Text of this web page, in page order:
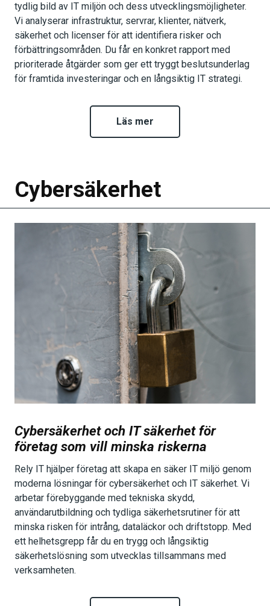
tydlig bild av IT miljön och dess utvecklingsmöjligheter.
Vi analyserar infrastruktur, servrar, klienter, nätverk,
säkerhet och licenser för att identifiera risker och
förbättringsområden. Du får en konkret rapport med
prioriterade åtgärder som ger ett tryggt beslutsunderlag
för framtida investeringar och en långsiktig IT strategi.
Läs mer
Cybersäkerhet
Cybersäkerhet och IT säkerhet för
företag som vill minska riskerna
Rely IT hjälper företag att skapa en säker IT miljö genom
moderna lösningar för cybersäkerhet och IT säkerhet. Vi
arbetar förebyggande med tekniska skydd,
användarutbildning och tydliga säkerhetsrutiner för att
minska risken för intrång, dataläckor och driftstopp. Med
ett helhetsgrepp får du en trygg och långsiktig
säkerhetslösning som utvecklas tillsammans med
verksamheten.